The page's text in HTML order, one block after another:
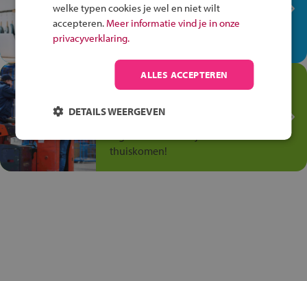
Ontdek via het vmbo jouw talent
op de winkelvloer, waar elke dag
anders is!
Jouw talent in de
thuiskomen!
welke typen cookies je wel en niet wilt
accepteren. Meer informatie vind je in onze
privacyverklaring.
ALLES ACCEPTEREN
DETAILS WEERGEVEN